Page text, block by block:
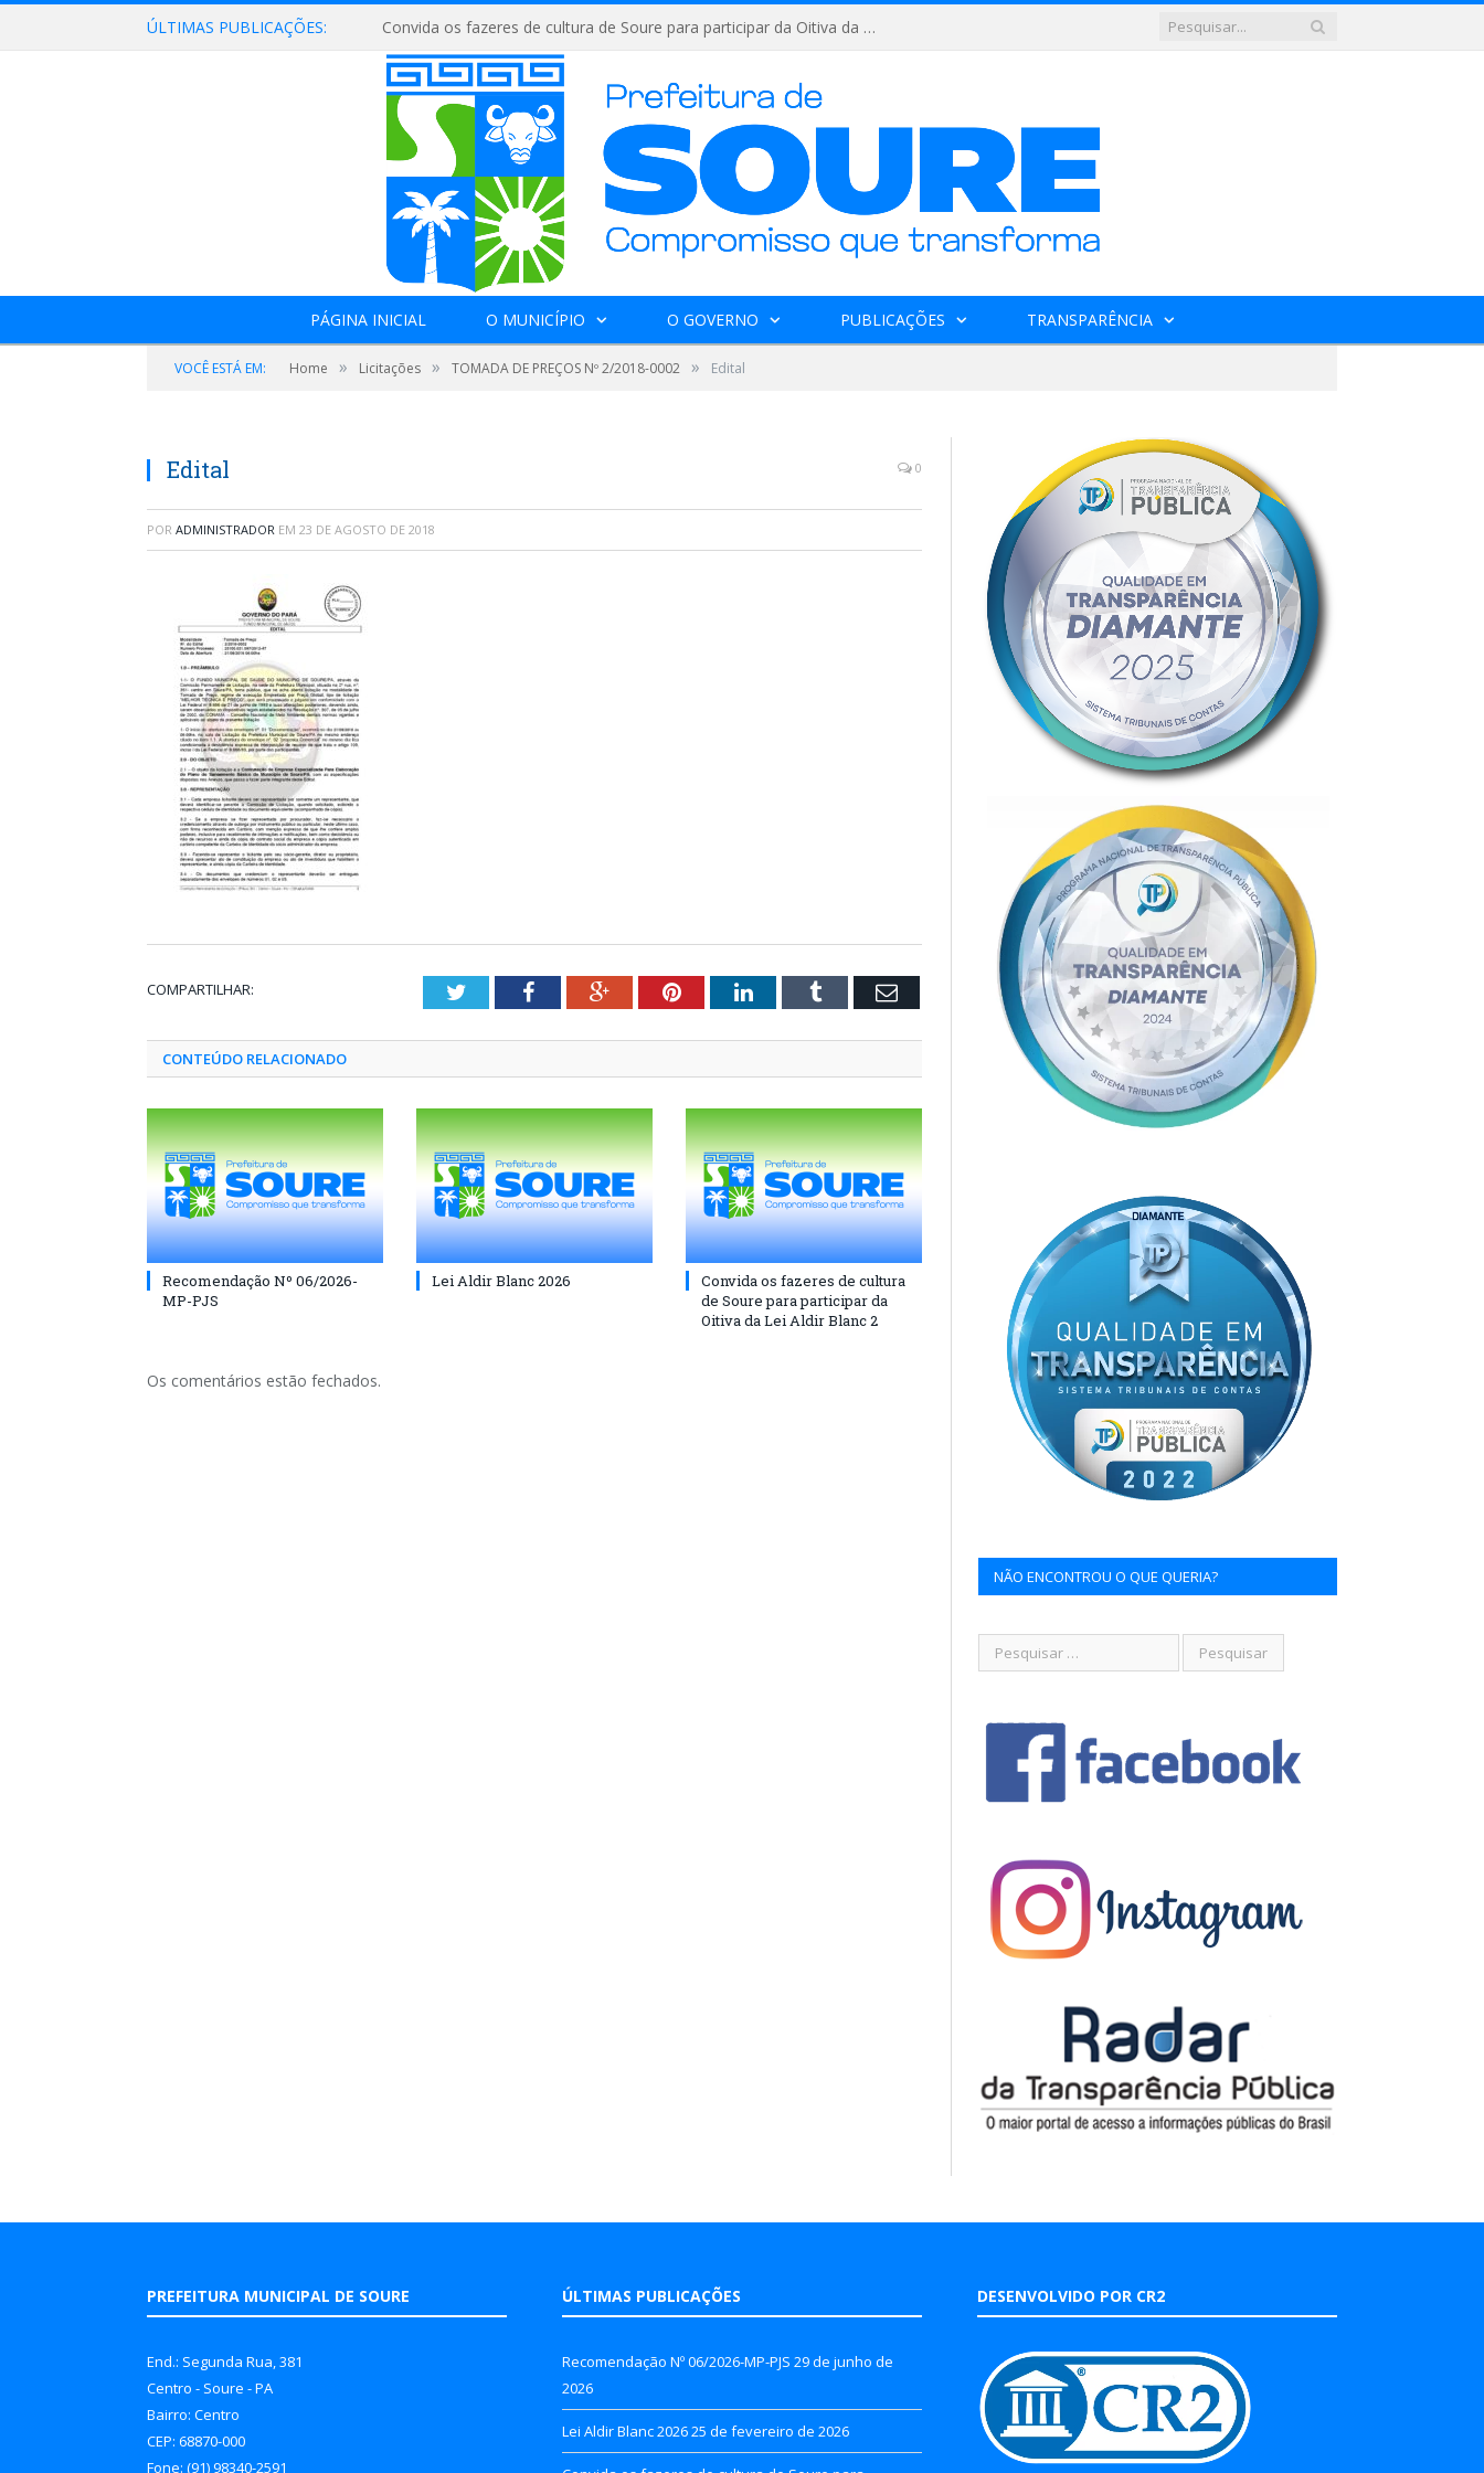
ÚLTIMAS PUBLICAÇÕES: Convida os fazeres de cultura de Soure para participar da Oitiva da Lei Aldir Blanc 2
PÁGINA INICIAL O MUNICÍPIO O GOVERNO PUBLICAÇÕES TRANSPARÊNCIA
VOCÊ ESTÁ EM: Home » Licitações » TOMADA DE PREÇOS Nº 2/2018-0002 » Edital
Edital 0
POR ADMINISTRADOR EM 23 DE AGOSTO DE 2018
COMPARTILHAR: TwitterFacebookGoogle+PinterestLinkedInTumblr Email
CONTEÚDO RELACIONADO
Recomendação Nº 06/2026-
MP-PJS
Lei Aldir Blanc 2026
Convida os fazeres de cultura
de Soure para participar da
Oitiva da Lei Aldir Blanc 2
Os comentários estão fechados.
NÃO ENCONTROU O QUE QUERIA?
PREFEITURA MUNICIPAL DE SOURE
End.: Segunda Rua, 381
Centro - Soure - PA
Bairro: Centro
CEP: 68870-000
Fone: (91) 98340-2591
ÚLTIMAS PUBLICAÇÕES
Recomendação Nº 06/2026-MP-PJS 29 de junho de
2026
Lei Aldir Blanc 202625 de fevereiro de 2026
DESENVOLVIDO POR CR2